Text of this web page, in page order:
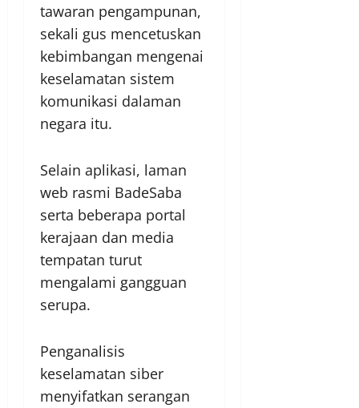
tawaran pengampunan,
sekali gus mencetuskan
kebimbangan mengenai
keselamatan sistem
komunikasi dalaman
negara itu.
Selain aplikasi, laman
web rasmi BadeSaba
serta beberapa portal
kerajaan dan media
tempatan turut
mengalami gangguan
serupa.
Penganalisis
keselamatan siber
menyifatkan serangan